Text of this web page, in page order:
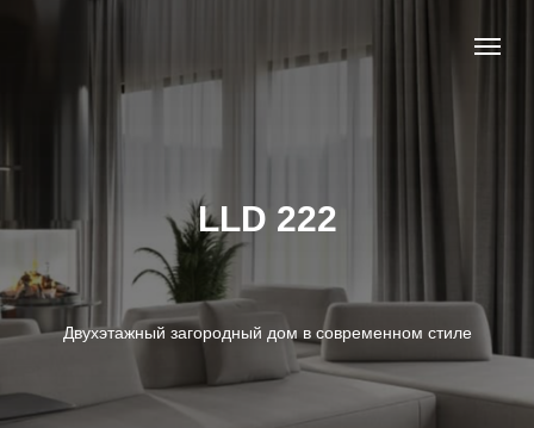
LLD 222
Двухэтажный загородный дом в современном стиле